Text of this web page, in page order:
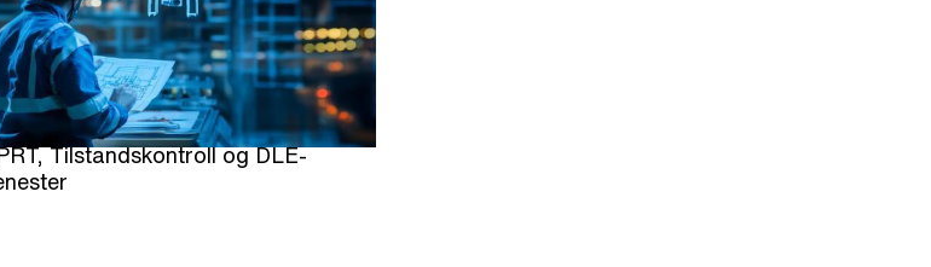
Tilstandskontroll og DLE-